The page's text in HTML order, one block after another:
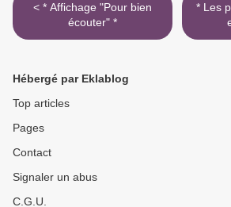
< * Affichage "Pour bien
écouter" *
* Les
Hébergé par Eklablog
Top articles
Pages
Contact
Signaler un abus
C.G.U.